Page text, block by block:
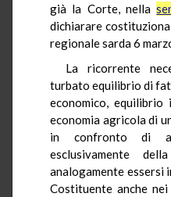
già la Corte, nella
dichiarare
regionale sarda 6
La ricorrente
turbato equilibrio di
economico, equilibrio
economia agricola di
in confronto di
esclusivamente
analogamente essersi
Costituente anche